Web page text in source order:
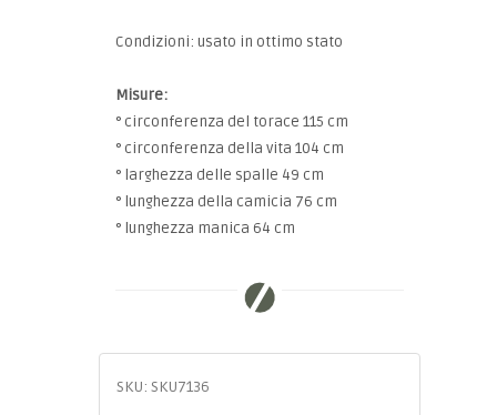
Condizioni: usato in ottimo stato
Misure:
° circonferenza del torace 115 cm
° circonferenza della vita 104 cm
° larghezza delle spalle 49 cm
° lunghezza della camicia 76 cm
° lunghezza manica 64 cm
SKU: SKU7136